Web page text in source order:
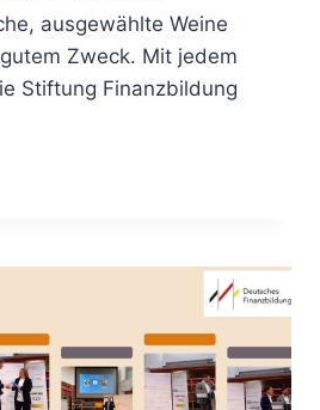
ausgewählte Weine
Zweck. Mit jedem
Stiftung Finanzbildung